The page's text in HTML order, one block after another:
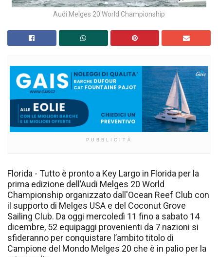
Audi Melges 20 World Championship
PUBBLICITÀ
Florida - Tutto è pronto a Key Largo in Florida per la
prima edizione dell’Audi Melges 20 World
Championship organizzato dall'Ocean Reef Club con
il supporto di Melges USA e del Coconut Grove
Sailing Club. Da oggi mercoledì 11 fino a sabato 14
dicembre, 52 equipaggi provenienti da 7 nazioni si
sfideranno per conquistare l’ambito titolo di
Campione del Mondo Melges 20 che è in palio per la